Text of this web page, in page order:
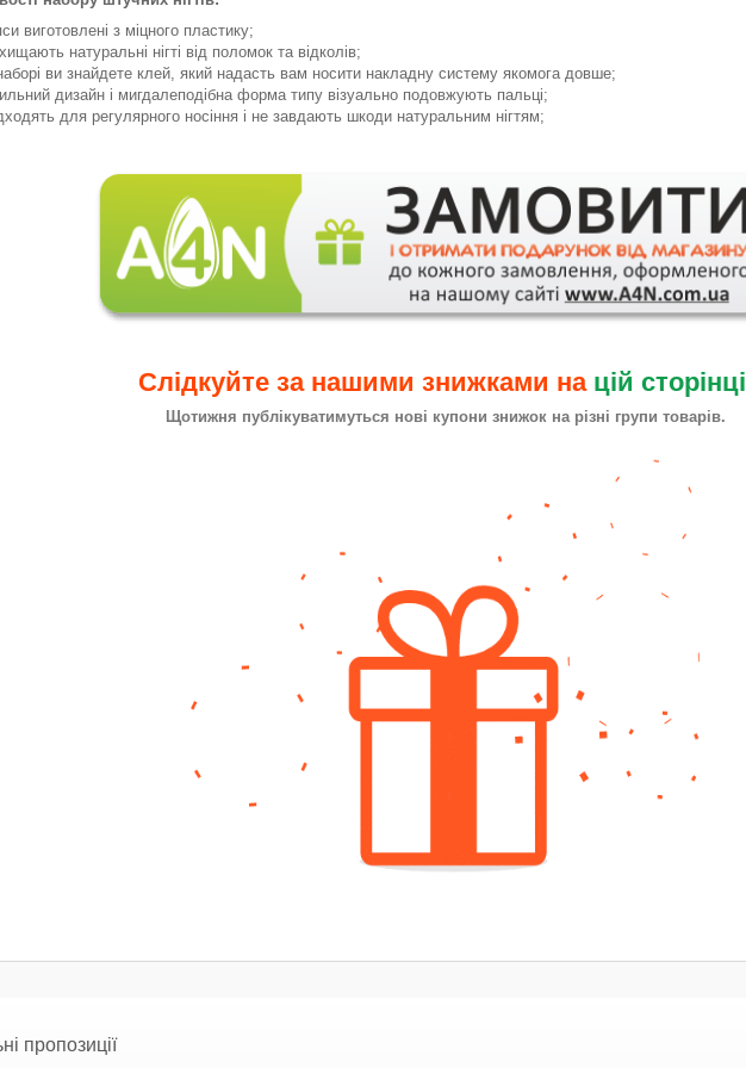
виготовлені з міцного пластику;
натуральні нігті від поломок та відколів;
ви знайдете клей, який надасть вам носити накладну систему якомога довше;
дизайн і мигдалеподібна форма типу візуально подовжують пальці;
для регулярного носіння і не завдають шкоди натуральним нігтям;
Слідкуйте за нашими знижками на цій сторінці
Щотижня публікуватимуться нові купони знижок на різні групи товарів.
пропозиції